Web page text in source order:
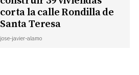
corta la calle Rondilla de
Santa Teresa
jose-javier-alamo